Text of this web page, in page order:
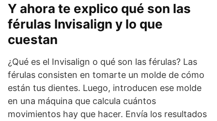
Y ahora te explico qué son las
férulas Invisalign y lo que
cuestan
¿Qué es el Invisalign o qué son las férulas? Las
férulas consisten en tomarte un molde de cómo
están tus dientes. Luego, introducen ese molde
en una máquina que calcula cuántos
movimientos hay que hacer. Envía los resultados